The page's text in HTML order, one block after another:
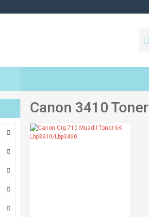
Canon 3410 Toner